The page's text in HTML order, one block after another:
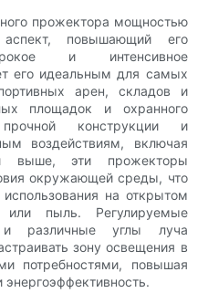
прожектора мощностью
повышающий его
и интенсивное
его идеальным для самых
арен, складов и
площадок и охранного
конструкции и
воздействиям, включая
выше, эти прожекторы
окружающей среды, что
на открытом
пыль. Регулируемые
различные углы луча
зону освещения в
потребностями, повышая
энергоэффективность.